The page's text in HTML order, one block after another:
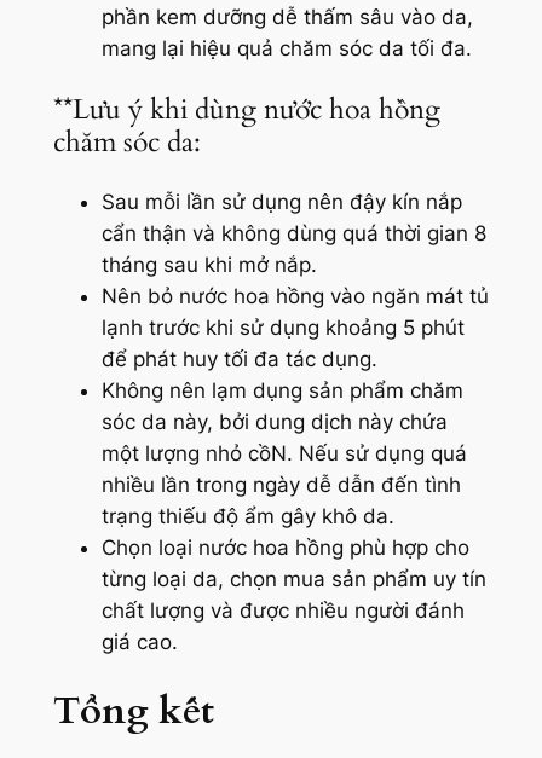
phần kem dưỡng dễ thấm sâu vào da,
mang lại hiệu quả chăm sóc da tối đa.
**Lưu ý khi dùng nước hoa hồng
chăm sóc da:
Sau mỗi lần sử dụng nên đậy kín nắp
cẩn thận và không dùng quá thời gian 8
tháng sau khi mở nắp.
Nên bỏ nước hoa hồng vào ngăn mát tủ
lạnh trước khi sử dụng khoảng 5 phút
để phát huy tối đa tác dụng.
Không nên lạm dụng sản phẩm chăm
sóc da này, bởi dung dịch này chứa
một lượng nhỏ cồN. Nếu sử dụng quá
nhiều lần trong ngày dễ dẫn đến tình
trạng thiếu độ ẩm gây khô da.
Chọn loại nước hoa hồng phù hợp cho
từng loại da, chọn mua sản phẩm uy tín
chất lượng và được nhiều người đánh
giá cao.
Tổng kết